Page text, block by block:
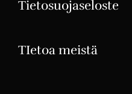
Tietosuojaseloste
TIetoa meistä